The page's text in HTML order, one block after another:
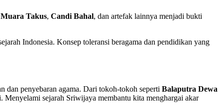
Takus, Candi Bahal, dan artefak lainnya menjadi bukti
Indonesia. Konsep toleransi beragama dan pendidikan yang
dan penyebaran agama. Dari tokoh-tokoh seperti Balaputra Dewa
sejarah Sriwijaya membantu kita menghargai akar